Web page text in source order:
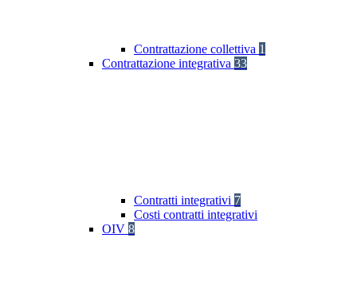
Contrattazione collettiva 1
Contrattazione integrativa 33
Contratti integrativi 7
Costi contratti integrativi
OIV 8